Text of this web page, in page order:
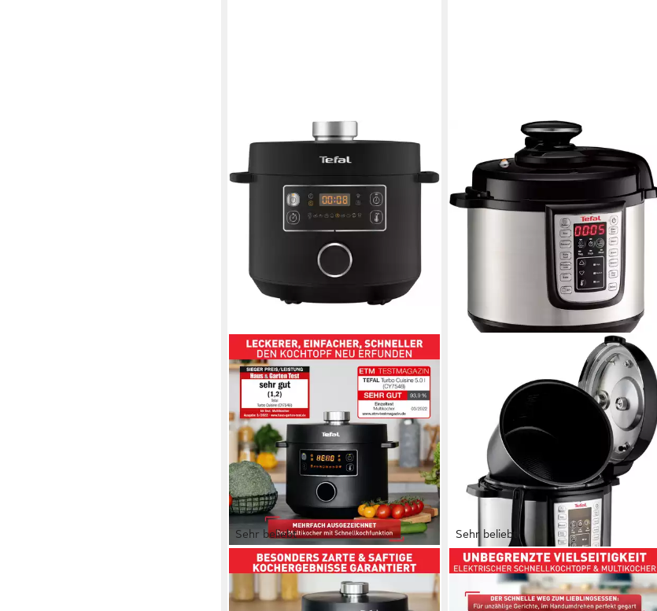
Sehr beliebt
TEFAL
Multikocher Turbo Cuisine inkl.
Dampfgareinsatz, Messbecher,
Sehr beliebt
TEFAL
Multikocher Fast & Delicious inkl.
Reislöffel, Untersetzer, Messbecher